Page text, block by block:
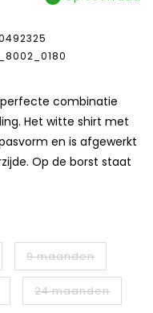
perfecte combinatie
Het witte shirt met
en is afgewerkt
Op de borst staat
9 maanden
24 maanden